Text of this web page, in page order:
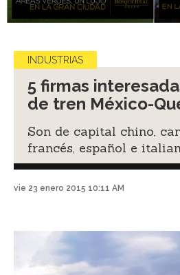
INDUSTRIAS
5 firmas
de tren México-
Son de capital chino,
francés, español e
vie 23 enero 2015 10:11 AM